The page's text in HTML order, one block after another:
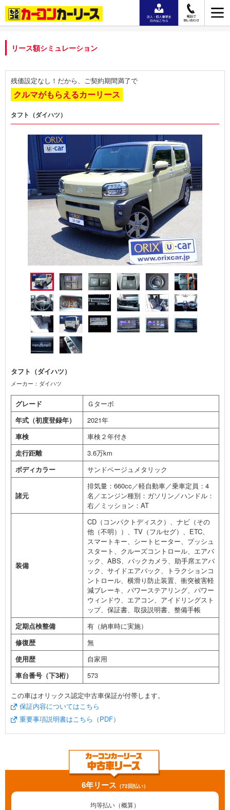
リース額シミュレーション
残価設定なし！だから、ご契約期間満了で
クルマがもらえるカーリース
タフト（ダイハツ）
タフト（ダイハツ）
メーカー：ダイハツ
グレード
Ｇターボ
年式（初度登録年）
2021年
車検
車検２年付き
走行距離
3.6万km
ボディカラー
サンドベージュメタリック
諸元
排気量：660cc／軽自動車／乗車定員：4
名／エンジン種別：ガソリン／ハンドル：
右／ミッション：AT
装備
CD（コンパクトディスク）、ナビ（その
他（不明））、TV（フルセグ）、ETC、
スマートキー、シートヒーター、プッシュ
スタート、クルーズコントロール、エアバ
ック、ABS、バックカメラ、助手席エアバ
ック、サイドエアバック、トラクションコ
ントロール、横滑り防止装置、衝突被害軽
減ブレーキ、パワーステアリング、パワー
ウィンドウ、エアコン、アイドリングスト
ップ、保証書、取扱説明書、整備手帳
定期点検整備
有（納車時に実施）
修復歴
無
使用歴
自家用
車台番号（下3桁）
573
この車はオリックス認定中古車保証が付帯します。
保証内容についてはこちら
重要事項説明書はこちら（PDF）
6年リース （72回払い）
均等払い（概算）